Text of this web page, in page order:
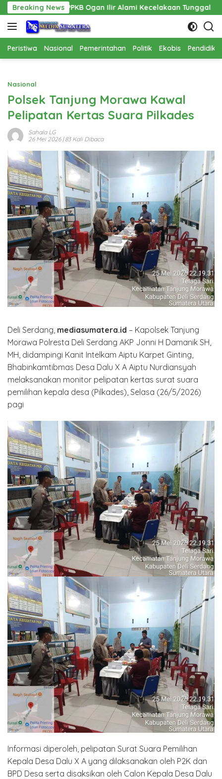
Langsung
ke
konten
Breaking News
Ogan Ilir Alami Kecelakaan Tunggal Pembangunan
Peristiwa Nasional Pemerintahan Politik Ekobis
Nasional
Polsek Tanjung Morawa Kawal
Pelipatan Kertas Suara Pilkades
Sahala LG
26 Mei 2026| 83 Kali Dibaca
Deli Serdang, mediasumatera.id – Kapolsek Tanjung
Morawa Polresta Deli Serdang AKP Jonni H Damanik SH,
MH, didampingi Kanit Intelkam Aiptu Karpet Ginting,
Bhabinkamtibmas Desa Dalu X A Aiptu Nurdiansyah
melaksanakan monitor pelipatan kertas surat suara
pemilihan kepala desa (Pilkades), Selasa (26/5/2026)
pagi
Informasi diperoleh, pelipatan Surat Suara Pemilihan
Kepala Desa Dalu X A yang dilaksanakan oleh P2K dan
BPD Desa serta disaksikan oleh Calon Kepala Desa Dalu